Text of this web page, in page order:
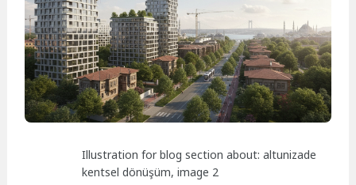
Illustration for blog section about: altunizade
kentsel dönüşüm, image 2